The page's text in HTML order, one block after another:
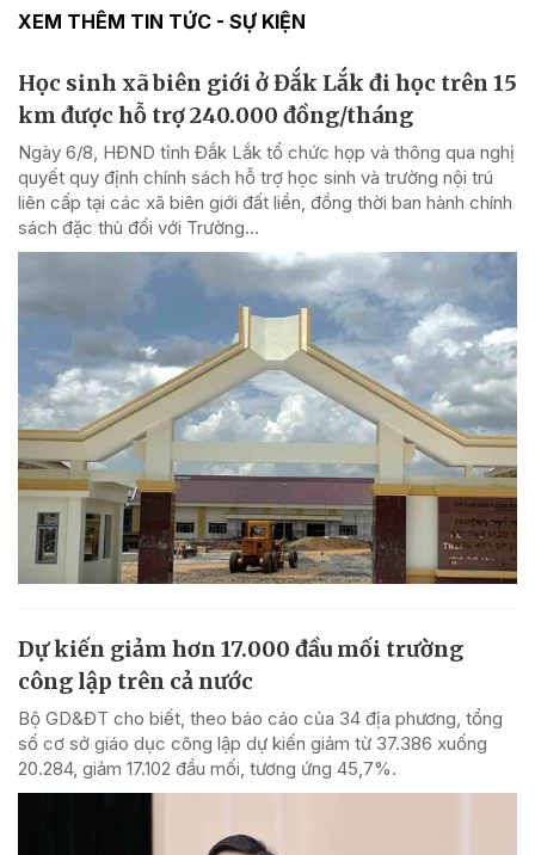
XEM THÊM TIN TỨC - SỰ KIỆN
Học sinh xã biên giới ở Đắk Lắk đi học trên 15
km được hỗ trợ 240.000 đồng/tháng
Ngày 6/8, HĐND tỉnh Đắk Lắk tổ chức họp và thông qua nghị
quyết quy định chính sách hỗ trợ học sinh và trường nội trú
liên cấp tại các xã biên giới đất liền, đồng thời ban hành chính
sách đặc thù đối với Trường...
Dự kiến giảm hơn 17.000 đầu mối trường
công lập trên cả nước
Bộ GD&ĐT cho biết, theo báo cáo của 34 địa phương, tổng
số cơ sở giáo dục công lập dự kiến giảm từ 37.386 xuống
20.284, giảm 17.102 đầu mối, tương ứng 45,7%.